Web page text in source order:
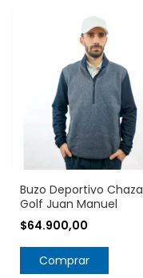
Buzo Deportivo Chaza
Golf Juan Manuel
$64.900,00
Comprar